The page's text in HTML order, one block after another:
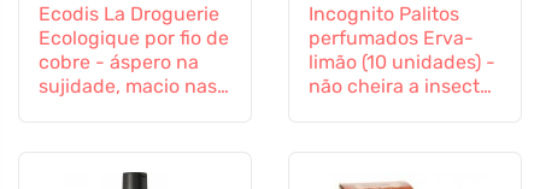
Ecodis La Droguerie
Ecologique por fio de
cobre - áspero na
sujidade, macio nas
Incognito Palitos
perfumados Erva-
limão (10 unidades) -
não cheira a insectos